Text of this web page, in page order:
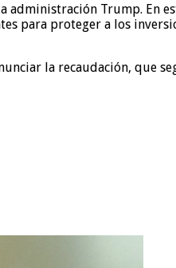
administración Trump. En
para proteger a los
la recaudación, que